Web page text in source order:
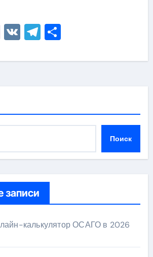
Viber
VKTelegram
Отправить
Поиск
записи
калькулятор ОСАГО в 2026